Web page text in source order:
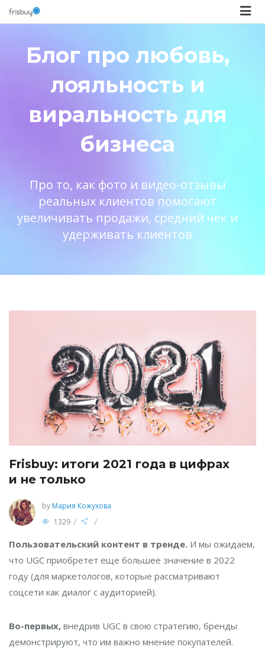
Блог про любовь,
лояльность и
виральность для
бизнеса
Про то, как фото и видео-отзывы
реальных клиентов помогают
увеличивать продажи, средний чек и
удерживать клиентов
Frisbuy: итоги 2021 года в цифрах
и не только
by Мария Кожухова
1329 /
/
Пользовательский контент в тренде. И мы ожидаем,
что UGC приобретет еще большее значение в 2022
году (для маркетологов, которые рассматривают
соцсети как диалог с аудиторией).
Во-первых, внедрив UGC в свою стратегию, бренды
демонстрируют, что им важно мнение покупателей.